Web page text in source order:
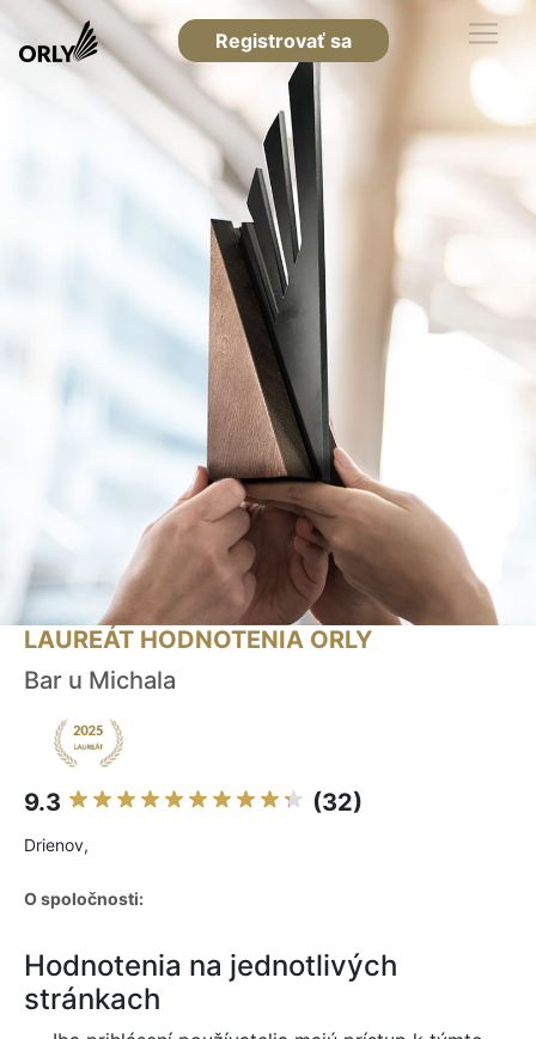
Registrovať sa
LAUREÁT HODNOTENIA ORLY
Bar u Michala
9.3 (32)
Drienov,
O spoločnosti:
Hodnotenia na jednotlivých
stránkach